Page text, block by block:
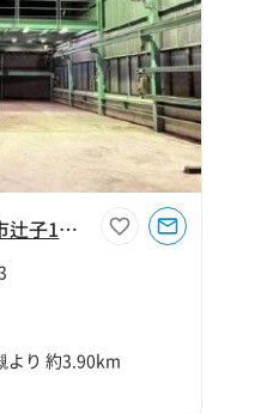
【大阪府高槻市】高槻市辻子1丁目118坪工場
り 約3.90km